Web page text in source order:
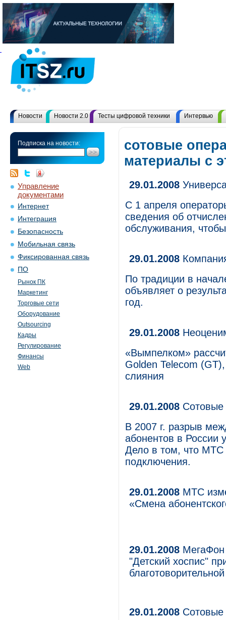
Новости Новости 2.0 Тесты цифровой техники Интервью
Подписка на новости:
Управление
документами
Интернет
Интеграция
Безопасность
Мобильная связь
Фиксированная связь
ПО
Рынок ПК
Маркетинг
Торговые сети
Оборудование
Outsourcing
Кадры
Регулирование
Финансы
Web
сотовые
материалы с
29.01.2008
С 1 апреля
сведения об
обслуживания,
29.01.2008
По традиции в
объявляет о
год.
29.01.2008
«Вымпелком»
Golden Telecom
слияния
29.01.2008
В 2007 г. разрыв
абонентов в России
Дело в том, что МТС
подключения.
29.01.2008 МТС
«Смена
29.01.2008
"Детский хоспис"
29.01.2008 Сотовые